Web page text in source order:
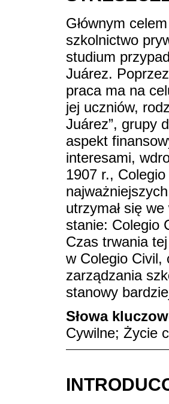
Głównym
szkolnictwo
studium
Juárez.
praca ma na
jej uczniów,
Juárez”, grupy
aspekt
interesami,
1907 r.,
utrzymał się
stanie: Colegio
Czas trwania
w Colegio Civil,
zarządzania
stanowy
Słowa
Cywilne; Życie